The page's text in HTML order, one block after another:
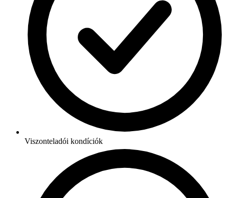
Viszonteladói kondíciók